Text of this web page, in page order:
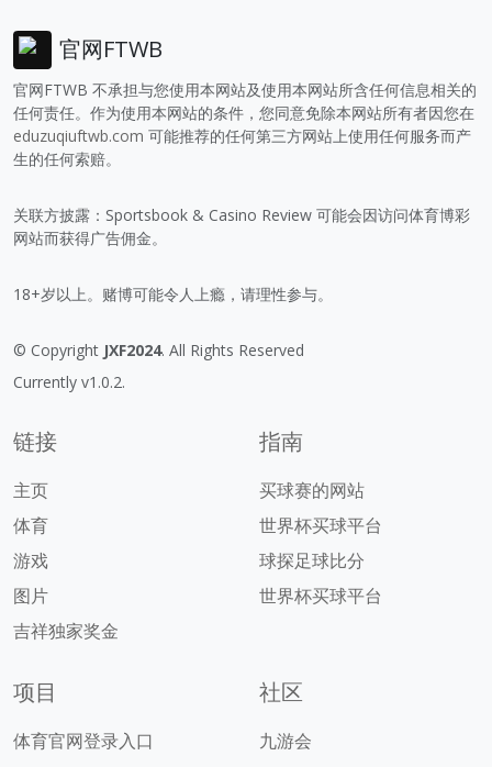
官网FTWB
官网FTWB 不承担与您使用本网站及使用本网站所含任何信息相关的
任何责任。作为使用本网站的条件，您同意免除本网站所有者因您在
eduzuqiuftwb.com 可能推荐的任何第三方网站上使用任何服务而产
生的任何索赔。
关联方披露：Sportsbook & Casino Review 可能会因访问体育博彩
网站而获得广告佣金。
18+岁以上。赌博可能令人上瘾，请理性参与。
© Copyright JXF2024. All Rights Reserved
Currently v1.0.2.
链接
主页
体育
游戏
图片
吉祥独家奖金
指南
买球赛的网站
世界杯买球平台
球探足球比分
世界杯买球平台
项目
体育官网登录入口
社区
九游会